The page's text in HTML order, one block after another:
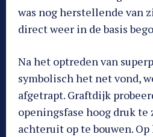
was nog herstellende van
direct weer in de basis
Na het optreden van
symbolisch het net vond,
afgetrapt. Graftdijk
openingsfase hoog druk te
achteruit op te bouwen.